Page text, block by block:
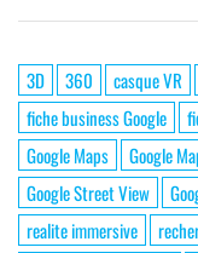
3D 360 casque VR
fiche business Google
Google Maps
Google
Google Street View
realite immersive